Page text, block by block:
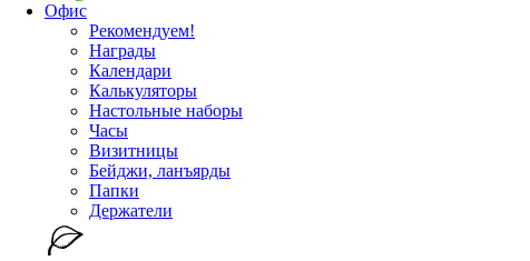
Офис
Рекомендуем!
Награды
Календари
Калькуляторы
Настольные наборы
Часы
Визитницы
Бейджи, ланъярды
Папки
Держатели